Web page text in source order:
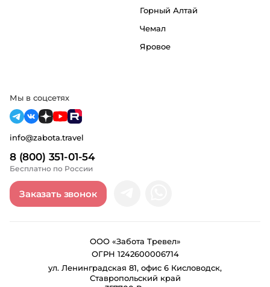
Горный Алтай
Чемал
Яровое
8 (800) 351-01-54
Бесплатно по России
info@zabota.travel
Заказать звонок
Мы в соцсетях
ООО «Забота Тревел»
ОГРН 1242600006714
ул. Ленинградская 81, офис 6 Кисловодск,
Ставропольский край